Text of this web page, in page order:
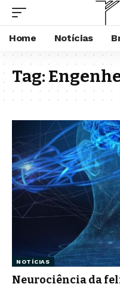
Home Notícias
Tag:
NOTÍCIAS
Neurociência da